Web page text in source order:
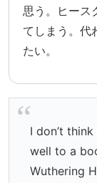
思う。ヒース
てしまう。代
たい。
I don’t
well to a
Wuthering